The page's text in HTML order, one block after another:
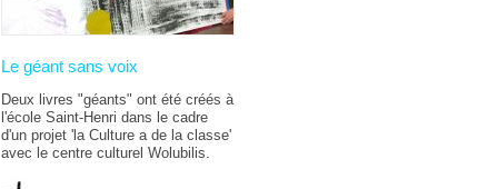
Le géant sans voix
Deux livres "géants" ont été créés à
l'école Saint-Henri dans le cadre
d'un projet 'la Culture a de la classe'
avec le centre culturel Wolubilis.